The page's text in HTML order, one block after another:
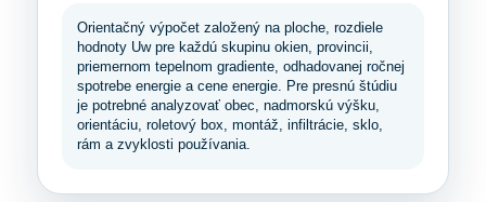
Orientačný výpočet založený na ploche, rozdiele
hodnoty Uw pre každú skupinu okien, provincii,
priemernom tepelnom gradiente, odhadovanej ročnej
spotrebe energie a cene energie. Pre presnú štúdiu
je potrebné analyzovať obec, nadmorskú výšku,
orientáciu, roletový box, montáž, infiltrácie, sklo,
rám a zvyklosti používania.